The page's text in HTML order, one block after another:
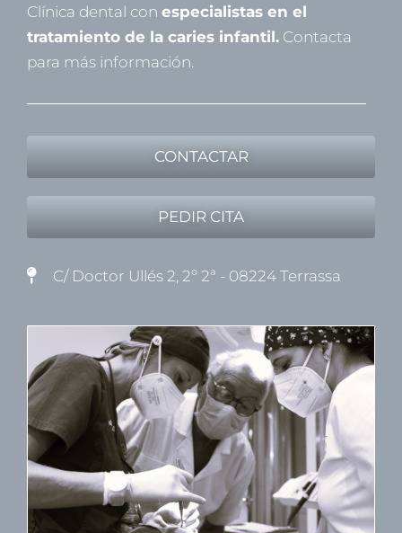
Clínica dental con especialistas en el
tratamiento de la caries infantil. Contacta
para más información.
CONTACTAR
PEDIR CITA
C/ Doctor Ullés 2, 2º 2ª - 08224 Terrassa